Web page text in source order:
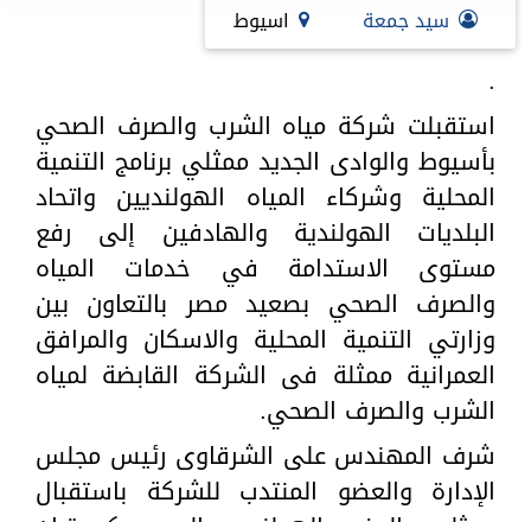
سيد جمعة اسيوط
.
استقبلت شركة مياه الشرب والصرف الصحي
بأسيوط والوادى الجديد ممثلي برنامج التنمية
المحلية وشركاء المياه الهولنديين واتحاد
البلديات الهولندية والهادفين إلى رفع
مستوى الاستدامة في خدمات المياه
والصرف الصحي بصعيد مصر بالتعاون بين
وزارتي التنمية المحلية والاسكان والمرافق
العمرانية ممثلة فى الشركة القابضة لمياه
الشرب والصرف الصحي.
شرف المهندس على الشرقاوى رئيس مجلس
الإدارة والعضو المنتدب للشركة باستقبال